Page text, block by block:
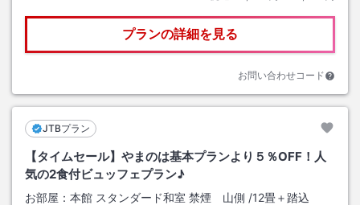
プランの詳細を見る
お問い合わせコード
JTBプラン
【タイムセール】やまのは基本プランより５％OFF！人
気の2食付ビュッフェプラン♪
お部屋： 本館 スタンダード和室 禁煙 山側 /12畳＋踏込